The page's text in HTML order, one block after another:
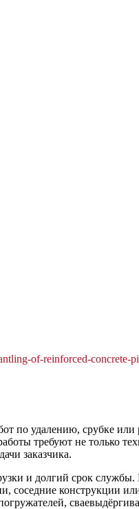
of-reinforced-concrete-
по удалению, срубке
требуют не только
заказчика.
и долгий срок
соседние конструкции